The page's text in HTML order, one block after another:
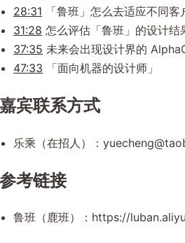
28:31 「鲁班」怎么去适应不同客
31:28 怎么评估「鲁班」的设计结
37:35 未来会出现设计界的
47:33 「面向机器的设计师」
嘉宾联系方式
乐乘（在招人）：
参考链接
鲁班（鹿班）：https://